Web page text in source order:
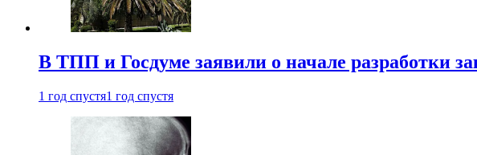
В ТПП и Госдуме заявили о начале разработки
1 год спустя1 год спустя